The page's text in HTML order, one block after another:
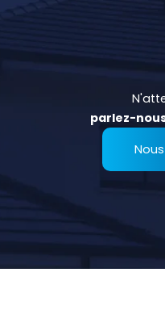
parlez-